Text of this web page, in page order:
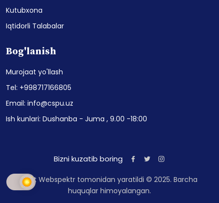
Kutubxona
Iqtidorli Talabalar
Bog'lanish
Murojaat yo'llash
Tel: +998717166805
Email: info@cspu.uz
Ish kunlari: Dushanba - Juma , 9.00 -18:00
Bizni kuzatib boring
Sayt Webspektr tomonidan yaratildi © 2025. Barcha
huquqlar himoyalangan.